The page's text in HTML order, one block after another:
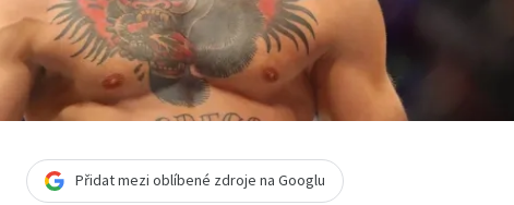
Přidat mezi oblíbené zdroje na Googlu